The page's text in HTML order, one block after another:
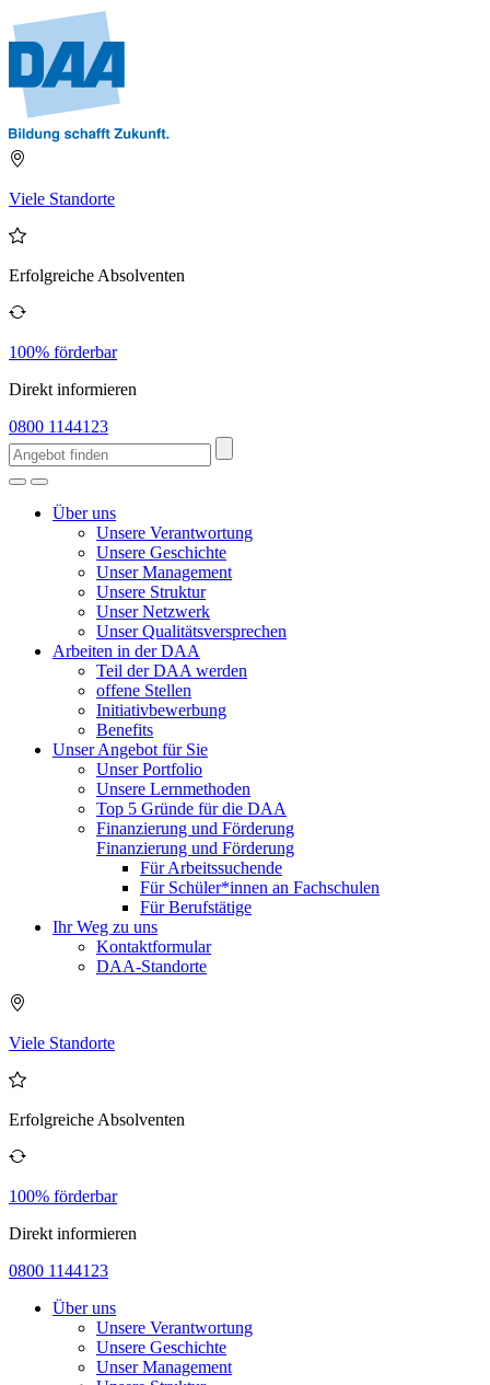
Viele Standorte
Erfolgreiche Absolventen
100% förderbar
Direkt informieren
0800 1144123
Über uns
Unsere Verantwortung
Unsere Geschichte
Unser Management
Unsere Struktur
Unser Netzwerk
Unser Qualitätsversprechen
Arbeiten in der DAA
Teil der DAA werden
offene Stellen
Initiativbewerbung
Benefits
Unser Angebot für Sie
Unser Portfolio
Unsere Lernmethoden
Top 5 Gründe für die DAA
Finanzierung und Förderung
Finanzierung und Förderung
Für Arbeitssuchende
Für Schüler*innen an Fachschulen
Für Berufstätige
Ihr Weg zu uns
Kontaktformular
DAA-Standorte
Viele Standorte
Erfolgreiche Absolventen
100% förderbar
Direkt informieren
0800 1144123
Über uns
Unsere Verantwortung
Unsere Geschichte
Unser Management